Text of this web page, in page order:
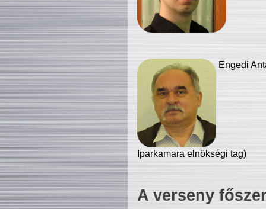
Engedi
Iparkamara elnökségi tag)
A verseny